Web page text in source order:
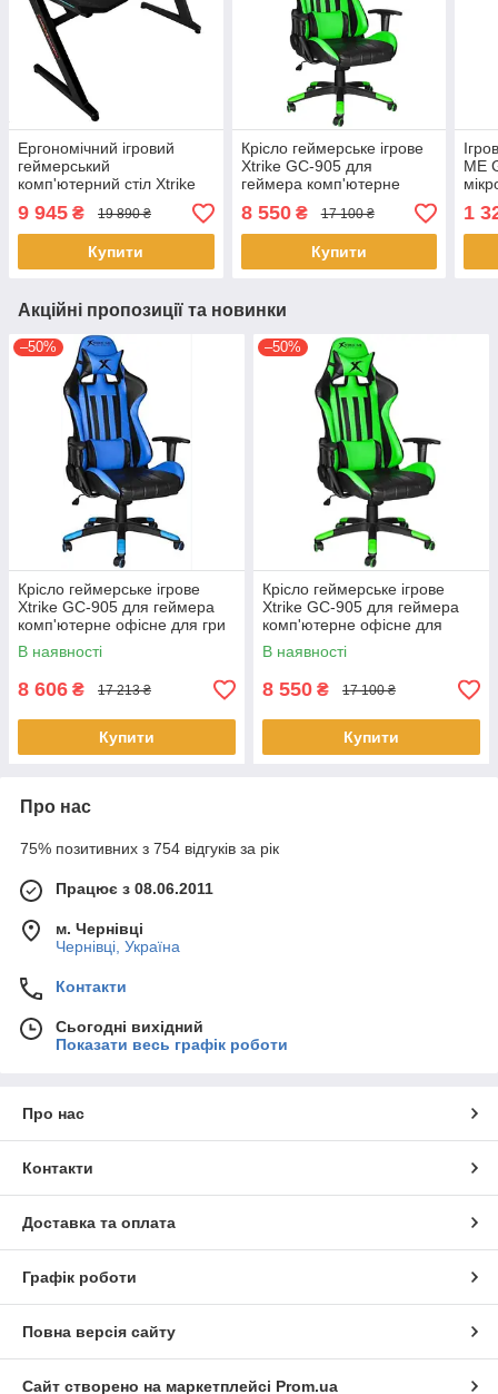
Ергономічний ігровий
геймерський
комп'ютерний стіл Xtrike
Me DK-01 із
підсклянником Чорний
9 945 ₴ 19 890 ₴
Купити
Крісло геймерське ігрове
Xtrike GC-905 для
геймера комп'ютерне
офісне для гри Зелене
8 550₴ 17 100 ₴
Купити
ME
1
Акційні пропозиції та новинки
–50%
Крісло геймерське ігрове
Xtrike GC-905 для геймера
комп'ютерне офісне для гри
Синє
В наявності
8 606 ₴ 17 213 ₴
Купити
–50%
Крісло геймерське ігрове
Xtrike GC-905 для геймера
комп'ютерне офісне для
гри Зелене
В наявності
8 550 ₴ 17 100 ₴
Купити
Про нас
75% позитивних з 754 відгуків за рік
Працює з 08.06.2011
м. Чернівці
Чернівці, Україна
Контакти
Сьогодні вихідний
Показати весь графік роботи
Про нас
Контакти
Доставка та оплата
Графік роботи
Повна версія сайту
Сайт створено на маркетплейсі Prom.ua